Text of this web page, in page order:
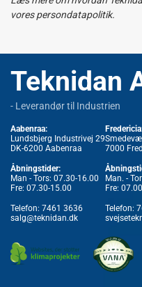
vores persondatapolitik.
Teknidan
- Leverandør til Industrien
Aabenraa:
Lundsbjerg Industrivej 29
DK-6200 Aabenraa
Åbningstider:
Man - Tors: 07.30-16.00
Fre: 07.30-15.00
Telefon: 7461 3636
salg@teknidan.dk
7000
Man. -
Fre:
Telefon: